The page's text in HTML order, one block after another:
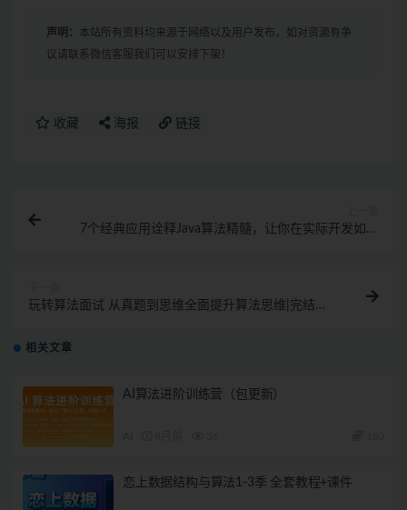
声明： 本站所有资料均来源于网络以及用户发布，如对资源有争
议请联系微信客服我们可以安排下架！
收藏 海报 链接
7个经典应用诠释Java算法精髓，让你在实际开发如鱼
玩转算法面试 从真题到思维全面提升算法思维|完结
相关文章
AI算法进阶训练营（包更新）
恋上数据结构与算法1-3季 全套教程+课件